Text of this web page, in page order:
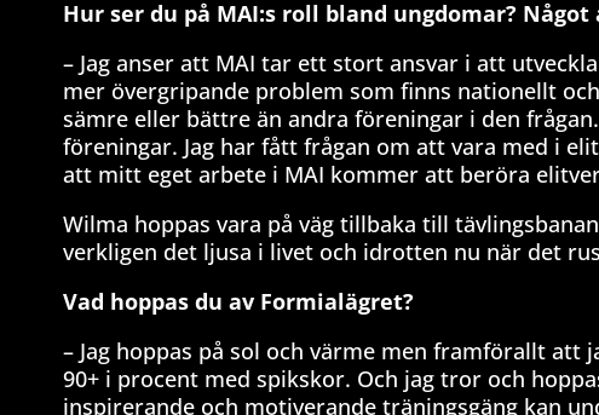
Hur ser du på MAI:s roll bland ungdomar?
– Jag anser att MAI tar ett stort ansvar i att
mer övergripande problem som finns nationellt
sämre eller bättre än andra föreningar i den
föreningar. Jag har fått frågan om att vara med i
att mitt eget arbete i MAI kommer att beröra
Wilma hoppas vara på väg tillbaka till
verkligen det ljusa i livet och idrotten nu när det
Vad hoppas du av Formialägret?
– Jag hoppas på sol och värme men framförallt
90+ i procent med spikskor. Och jag tror och
inspirerande och motiverande träningsgäng kan